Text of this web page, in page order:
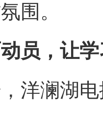
围。
员，让
洋澜湖